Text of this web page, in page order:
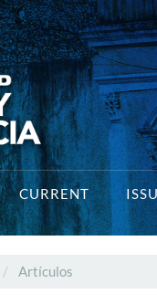
CURRENT
Artículos